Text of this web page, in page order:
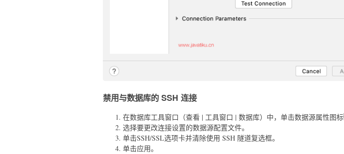
禁用与数据库的 SSH 连接
在数据库工具窗口（查看 | 工具窗口 | 数据库）中，单击数据源属性图标
选择要更改连接设置的数据源配置文件。
单击SSH/SSL选项卡并清除使用 SSH 隧道复选框。
单击应用。